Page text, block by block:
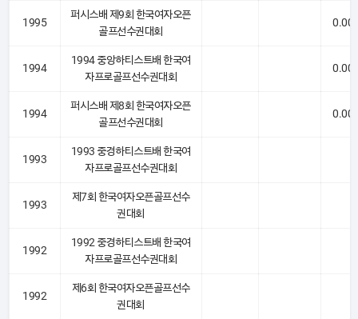
1995
퍼시스배 제9회 한국여자오픈
골프선수권대회
1994
1994 중앙하티스트배 한국여
자프로골프선수권대회
1994
퍼시스배 제8회 한국여자오픈
골프선수권대회
1993
1993 중경하티스트배 한국여
자프로골프선수권대회
1993
제7회 한국여자오픈골프선수
권대회
1992
1992 중경하티스트배 한국여
자프로골프선수권대회
1992
제6회 한국여자오픈골프선수
권대회